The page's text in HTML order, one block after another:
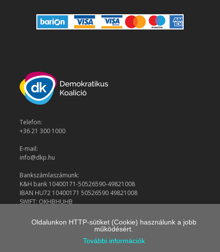
Telefon:
+36 21 300 1000
E-mail:
info@dkp.hu
Bankszámlaszámunk:
K&H bank 10400171-50526590-49821008
IBAN HU72 10400171 50526590 49821008
SWIFT: OKHBHUHB
© 2026 Demokratikus Koalíció
Oldalunkon HTTP-sütiket (Cookie) használunk a jobb
működésért.
További információk